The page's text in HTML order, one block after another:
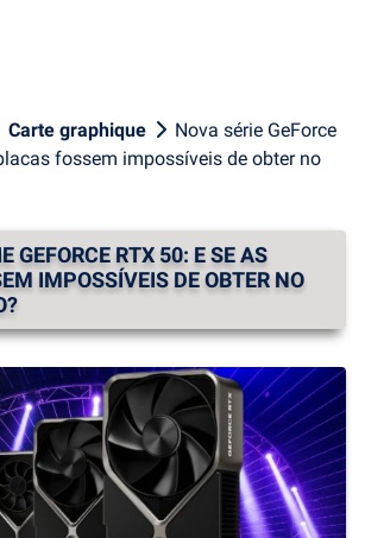
Carte graphique
Nova série GeForce
fossem impossíveis de obter no
GEFORCE RTX 50: E SE AS
IMPOSSÍVEIS DE OBTER NO